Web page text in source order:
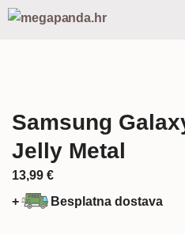
Preskoči
Samsung
Jelly Metal
13,99 €
+
Besplatna dostava